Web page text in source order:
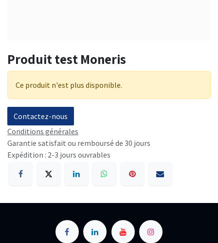
Produit test Moneris
Ce produit n'est plus disponible.
Contactez-nous
Conditions générales
Garantie satisfait ou remboursé de 30 jours
Expédition : 2-3 jours ouvrables